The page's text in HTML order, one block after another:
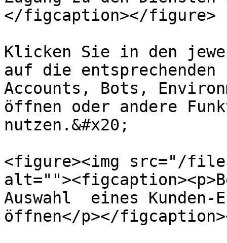
</figcaption></figure>
Klicken Sie in den
auf die
Accounts, Bots,
öffnen oder andere
nutzen.&#x20;
<figure><img src="/files/
Auswahl  eines Kunden-
öffnen</p></